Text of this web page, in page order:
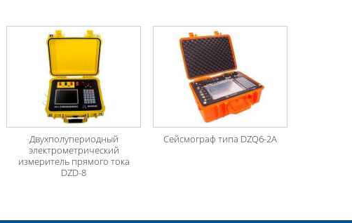
Двухполупериодный
электрометрический
измеритель прямого тока
DZD-8
Сейсмограф типа DZQ6-2A